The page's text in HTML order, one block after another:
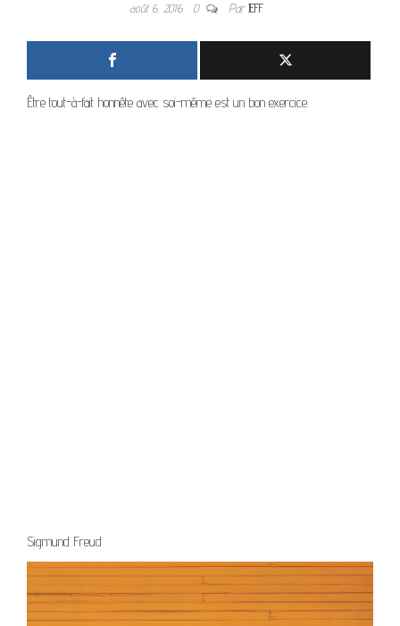
août 6, 2016 0 ParJEFF
Être tout-à-fait honnête avec soi-même est un bon exercice.
Sigmund Freud